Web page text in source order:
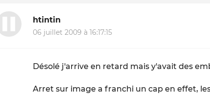
htintin
06 juillet 2009 à 16:17:15
Désolé j'arrive en retard mais y'avait des
Arret sur image a franchi un cap en effet,